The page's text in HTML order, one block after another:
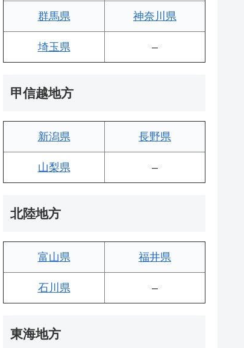
群馬県 神奈川県
埼玉県 –
甲信越地方
新潟県 長野県
山梨県 –
北陸地方
富山県 福井県
石川県 –
東海地方